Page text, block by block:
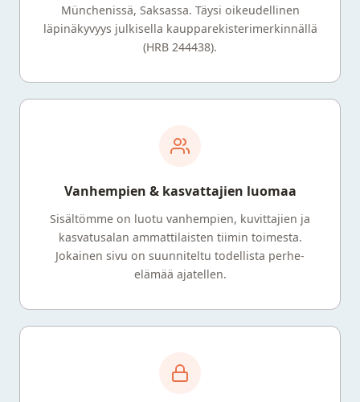
Münchenissä, Saksassa. Täysi oikeudellinen
läpinäkyvyys julkisella kaupparekisterimerkinnällä
(HRB 244438).
Vanhempien & kasvattajien luomaa
Sisältömme on luotu vanhempien, kuvittajien ja
kasvatusalan ammattilaisten tiimin toimesta.
Jokainen sivu on suunniteltu todellista perhe-
elämää ajatellen.